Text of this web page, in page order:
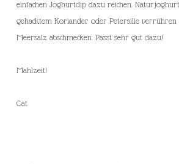
einfachen Joghurtdip dazu reichen.
gehacktem Koriander oder Petersilie verrühren
Meersalz abschmecken. Passt sehr gut dazu!
Mahlzeit!
Cat